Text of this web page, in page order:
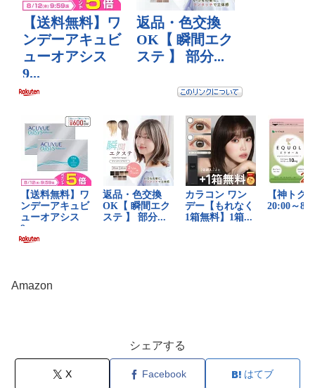
Amazon
シェアする
X Facebook はてブ